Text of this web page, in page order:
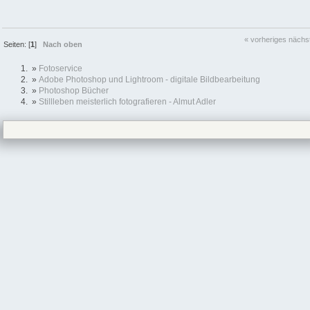
Seiten: [1]Nach oben
« vorheriges
» Fotoservice
» Adobe Photoshop und Lightroom - digitale Bildbearbeitung
» Photoshop Bücher
» Stillleben meisterlich fotografieren - Almut Adler